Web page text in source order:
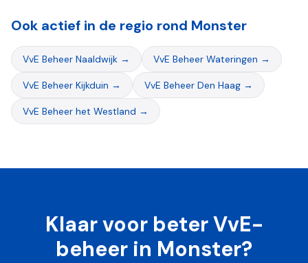
Ook actief in de regio rond Monster
VvE Beheer Naaldwijk → VvE Beheer Wateringen →
VvE Beheer Kijkduin → VvE Beheer Den Haag →
VvE Beheer het Westland →
Klaar voor beter VvE-
beheer in Monster?